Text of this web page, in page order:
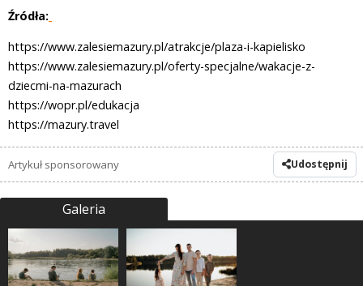
Źródła:
https://www.zalesiemazury.pl/atrakcje/plaza-i-kapielisko
https://www.zalesiemazury.pl/oferty-specjalne/wakacje-z-
dziecmi-na-mazurach
https://wopr.pl/edukacja
https://mazury.travel
Artykuł sponsorowany Udostępnij
Galeria